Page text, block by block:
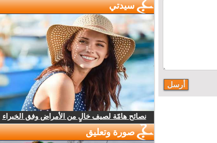
سيدتي
نصائح هامّة لصيف خالٍ من الأمراض وفق الخبراء
صورة وتعليق